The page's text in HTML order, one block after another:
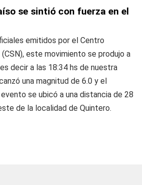
se sintió con fuerza en el
emitidos por el Centro
este movimiento se produjo a
decir a las 18:34 hs de nuestra
una magnitud de 6.0 y el
se ubicó a una distancia de 28
de la localidad de Quintero.